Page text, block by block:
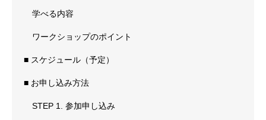
学べる内容
ワークショップのポイント
■ スケジュール（予定）
■ お申し込み方法
STEP 1. 参加申し込み